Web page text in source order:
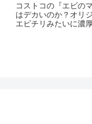
コストコの『エビの
はデカいのか？オリ
エビチリみたいに濃